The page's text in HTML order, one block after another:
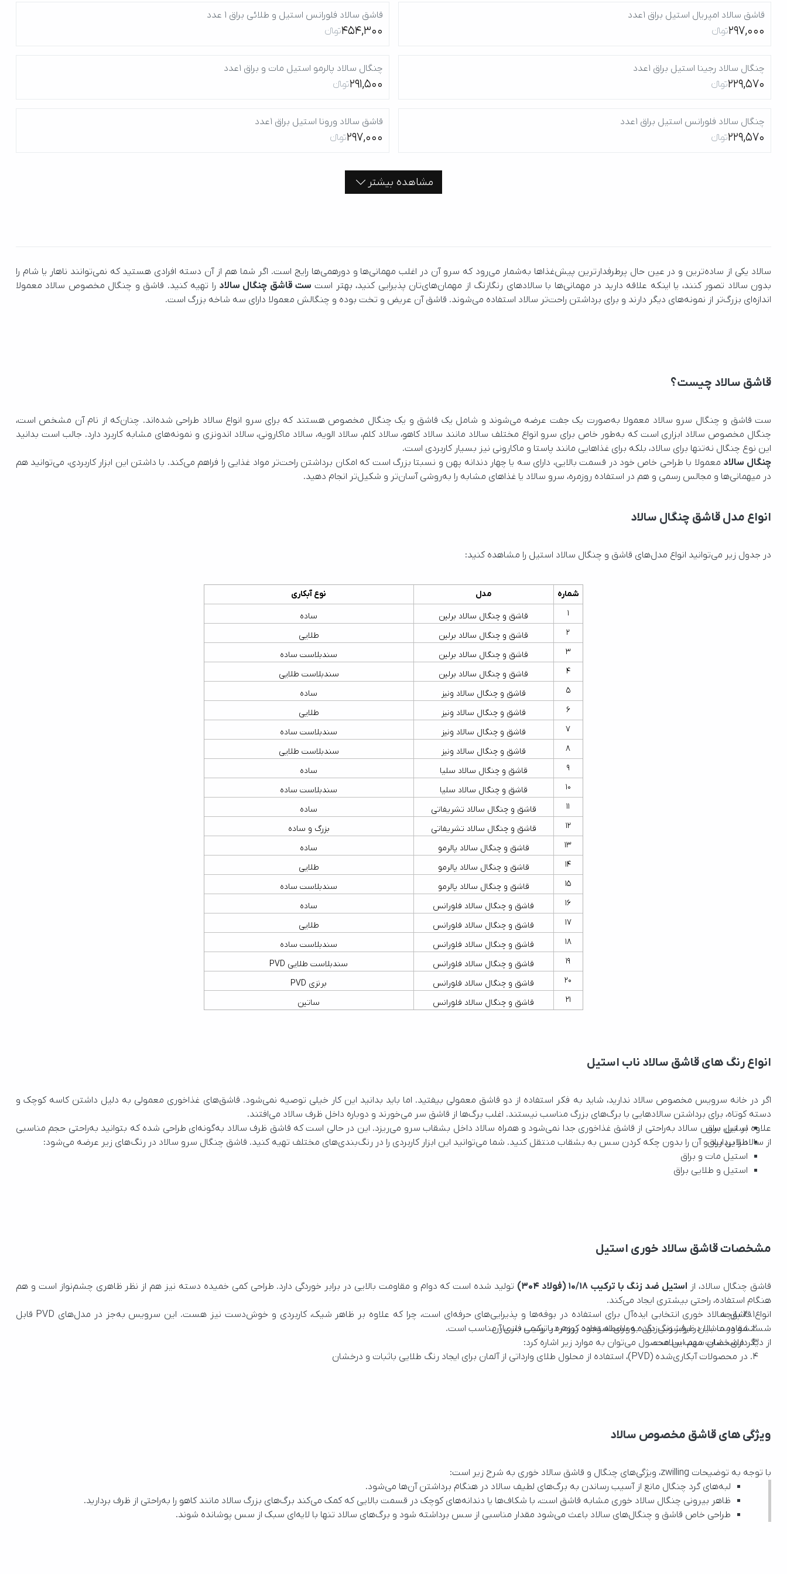
قاشق سالاد امپریال استیل براق 1عدد
297,000تومانءءء
قاشق سالاد فلورانس استیل و طلائی براق 1 عدد
454,300تومانءءء
چنگال سالاد رجینا استیل براق 1عدد
229,570تومانءءء
چنگال سالاد پالرمو استیل مات و براق 1عدد
291,500تومانءءء
چنگال سالاد فلورانس استیل براق 1عدد
229,570تومانءءء
قاشق سالاد ورونا استیل براق 1عدد
297,000تومانءءء
مشاهده بیشتر
بدون سالاد تصور کنند، یا اینکه علاقه دارید در مهمانی‌ها با سالادهای رنگارنگ از مهمان‌های‌تان پذیرایی کنید، بهتر است ست قاشق چنگال سالاد
اندازه‌ای بزرگ‌تر از نمونه‌های دیگر دارند و برای برداشتن راحت‌تر سالاد استفاده می‌شوند. قاشق آن عریض و تخت بوده و چنگالش معمولا دارای سه شاخه بزرگ است.
قاشق سالاد چیست؟
این نوع چنگال نه‌تنها برای سالاد، بلکه برای غذاهایی مانند پاستا و ماکارونی نیز بسیار کاربردی است.
چنگال سالاد
در میهمانی‌ها و مجالس رسمی و هم در استفاده روزمره، سرو سالاد یا غذاهای مشابه را به‌روشی آسان‌تر و شکیل‌تر انجام دهید.
انواع مدل قاشق چنگال سالاد
در جدول زیر می‌توانید انواع مدل‌های قاشق و چنگال سالاد استیل را مشاهده کنید:
شماره مدل
نوع آبکاری
1
قاشق و چنگال سالاد برلین
ساده
2
قاشق و چنگال سالاد برلین
طلایی
3
قاشق و چنگال سالاد برلین
سندبلاست ساده
4
قاشق و چنگال سالاد برلین
سندبلاست طلایی
5
قاشق و چنگال سالاد ونیز
ساده
6
قاشق و چنگال سالاد ونیز
طلایی
7
قاشق و چنگال سالاد ونیز
سندبلاست ساده
8
قاشق و چنگال سالاد ونیز
سندبلاست طلایی
9
قاشق و چنگال سالاد سلیا
ساده
10
قاشق و چنگال سالاد سلیا
سندبلاست ساده
11
قاشق و چنگال سالاد تشریفاتی
ساده
12
قاشق و چنگال سالاد تشریفاتی
بزرگ و ساده
13
قاشق و چنگال سالاد پالرمو
ساده
14
قاشق و چنگال سالاد پالرمو
طلایی
15
قاشق و چنگال سالاد پالرمو
سندبلاست ساده
16
قاشق و چنگال سالاد فلورانس
ساده
17
قاشق و چنگال سالاد فلورانس
طلایی
18
قاشق و چنگال سالاد فلورانس
سندبلاست ساده
19
قاشق و چنگال سالاد فلورانس
سندبلاست طلایی PVD
20
قاشق و چنگال سالاد فلورانس
برنزی PVD
21
قاشق و چنگال سالاد فلورانس ساتین
انواع رنگ های قاشق سالاد ناب استیل
دسته کوتاه، برای برداشتن سالادهایی با برگ‌های بزرگ مناسب نیستند. اغلب برگ‌ها از قاشق سر می‌خورند و دوباره داخل ظرف سالاد می‌افتند.
از سالاد را بردارید و آن را بدون چکه کردن سس به بشقاب منتقل کنید. شما می‌توانید این ابزار کاربردی را در رنگ‌بندی‌های مختلف تهیه کنید. قاشق چنگال سرو سالاد در رنگ‌های زیر عرضه می‌شود:
استیل براق
طلایی براق
استیل مات و براق
استیل و طلایی براق
مشخصات قاشق سالاد خوری استیل
قاشق چنگال سالاد، از استیل ضد زنگ با ترکیب 10/18 (فولاد 304)
هنگام استفاده، راحتی بیشتری ایجاد می‌کند.
شستشو در ماشین ظرفشویی بوده و برای استفاده روزمره یا رسمی بسیار مناسب است.
از دیگر مشخصات مهم این محصول می‌توان به موارد زیر اشاره کرد:
2 پارچه
مقاومت بالا در برابر زنگ‌زدگی به‌واسطه وجود کروم در ترکیب فلزی آن
دارای نشان سیب سلامت
در محصولات آبکاری‌شده (PVD)، استفاده از محلول طلای وارداتی از آلمان برای ایجاد رنگ طلایی باثبات و درخشان
ویژگی های قاشق مخصوص سالاد
با توجه به توضیحات zwilling، ویژگی‌های چنگال و قاشق سالاد خوری به شرح زیر است:
لبه‌های گرد چنگال مانع از آسیب رساندن به برگ‌های لطیف سالاد در هنگام برداشتن آن‌ها می‌شود.
ظاهر بیرونی چنگال سالاد خوری مشابه قاشق است، با شکاف‌ها یا دندانه‌های کوچک در قسمت بالایی که کمک می‌کند برگ‌های بزرگ سالاد مانند کاهو را به‌راحتی از ظرف بردارید.
طراحی خاص قاشق و چنگال‌های سالاد باعث می‌شود مقدار مناسبی از سس برداشته شود و برگ‌های سالاد تنها با لایه‌ای سبک از سس پوشانده شوند.